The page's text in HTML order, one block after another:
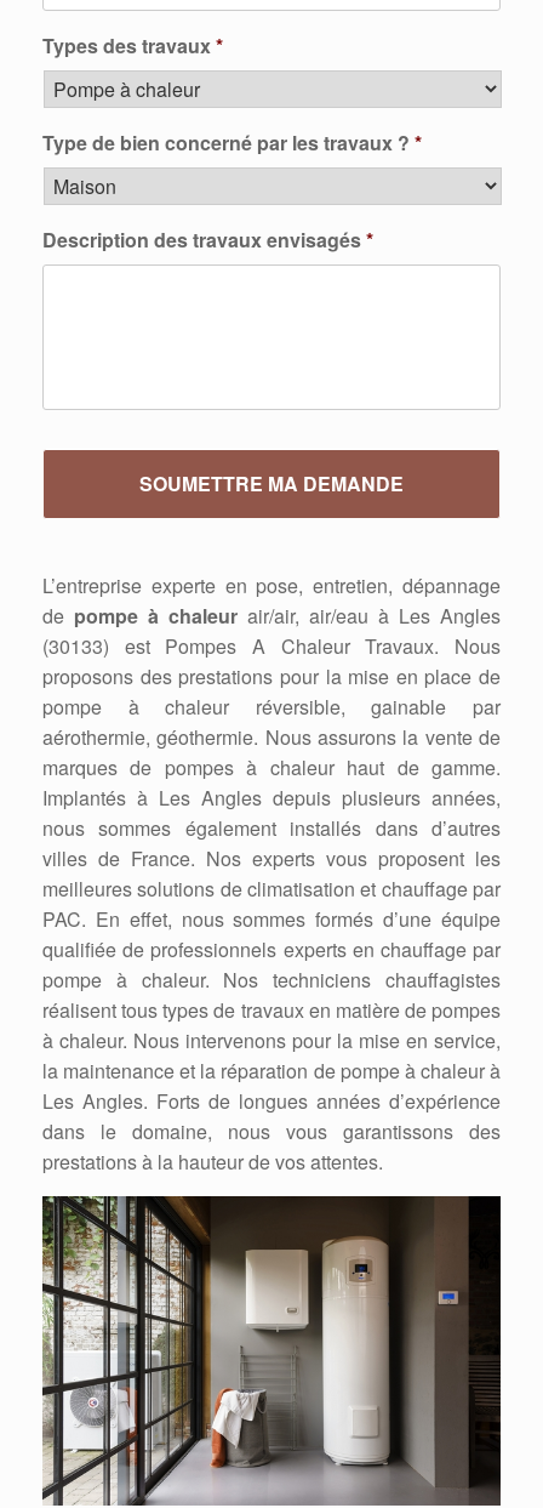
Types des travaux*
Type de bien concerné par les travaux ? *
Description des travaux envisagés*
L’entreprise experte en pose, entretien, dépannage
de pompe à chaleur air/air, air/eau à Les Angles
(30133) est Pompes A Chaleur Travaux. Nous
proposons des prestations pour la mise en place de
pompe à chaleur réversible, gainable par
aérothermie, géothermie. Nous assurons la vente de
marques de pompes à chaleur haut de gamme.
Implantés à Les Angles depuis plusieurs années,
nous sommes également installés dans d’autres
villes de France. Nos experts vous proposent les
meilleures solutions de climatisation et chauffage par
PAC. En effet, nous sommes formés d’une équipe
qualifiée de professionnels experts en chauffage par
pompe à chaleur. Nos techniciens chauffagistes
réalisent tous types de travaux en matière de pompes
à chaleur. Nous intervenons pour la mise en service,
la maintenance et la réparation de pompe à chaleur à
Les Angles. Forts de longues années d’expérience
dans le domaine, nous vous garantissons des
prestations à la hauteur de vos attentes.